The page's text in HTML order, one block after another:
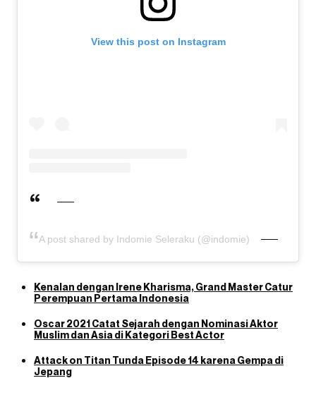
View this post on Instagram
A post shared by Indomie Seleraku (@indomie)
Kenalan dengan Irene Kharisma, Grand Master Catur
Perempuan Pertama Indonesia
Oscar 2021 Catat Sejarah dengan Nominasi Aktor
Muslim dan Asia di Kategori Best Actor
Attack on Titan Tunda Episode 14 karena Gempa di
Jepang